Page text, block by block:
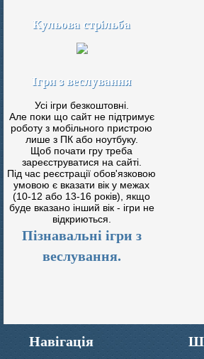
Кульова стрільба
Ігри з веслування
Усі ігри безкоштовні.
Але поки що сайт не підтримує
роботу з мобільного пристрою
лише з ПК або ноутбуку.
Щоб почати гру треба
зареєструватися на сайті.
Під час реєстрації обов'язковою
умовою є вказати вік у межах
(10-12 або 13-16 років), якщо
буде вказано інший вік - ігри не
відкриються.
Пізнавальні ігри з
веслування.
Навігація